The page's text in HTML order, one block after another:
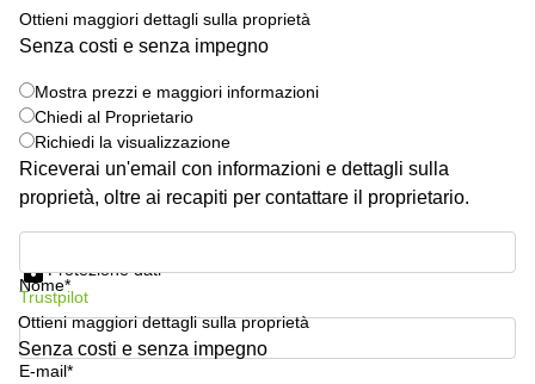
Coworking
Campania
Coworking
Cagliari
Coworking
Pescara
Coworking
Brescia
Affitto
Business
Centers
a
Treviso
Ottieni maggiori dettagli sulla proprietà
Senza costi e senza impegno
Mostra prezzi e maggiori informazioni
Chiedi al Proprietario
Richiedi la visualizzazione
Riceverai un'email con informazioni e dettagli sulla
proprietà, oltre ai recapiti per contattare il proprietario.
Nome*
E-mail*
Protezione dati
Trustpilot
Ottieni maggiori dettagli sulla proprietà
Senza costi e senza impegno